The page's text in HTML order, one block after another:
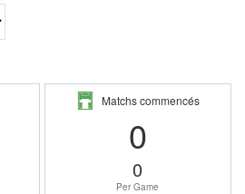
Matchs commencés
0
0
Per Game